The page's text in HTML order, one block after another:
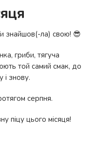
знайшов(-ла) свою! 😎
гриби, тягуча
той самий смак, до
і знову.
серпня.
піцу цього місяця!